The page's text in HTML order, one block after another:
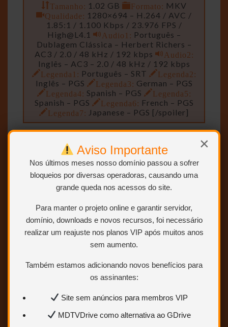
×
Aviso Importante
Nos últimos meses nosso domínio passou a sofrer
bloqueios por diversas operadoras, causando uma
grande queda nos acessos do site.
Para manter o projeto online e garantir servidor,
domínio, downloads e novos recursos, foi necessário
realizar um reajuste nos planos VIP após muitos anos
sem aumento.
Também estamos adicionando novos benefícios para
os assinantes:
Site sem anúncios para membros VIP
MDTVDrive como alternativa ao GDrive
Tamanho: 1.02 GB Formato: MKV
Qualidade: 1280×694 – H.264 / AVC /
1.85:1 / 1.100 Kbps / 23.976 FPS /
High@L4.1
Audio1: Português –
Dublagem Clássica – Herbert Richers –
AC3 / 2.0 / 48 kHz / 192 kbps
Audio2:
Inglês – AC3 – 2.0 / 48 kHz / 192 kbps
Legenda1: Português – SRT
Legenda2:
Inglês – PGS
Legenda3: German – PGS
Legenda4: Spanish – PGS
Legenda5:
Spanish – PGS
Legenda6: French – PGS
Legenda7: Japanese – PGS [/spoiler]
Remasterizador, Encoder e
Uploader
CaNNIBal
primevideo.